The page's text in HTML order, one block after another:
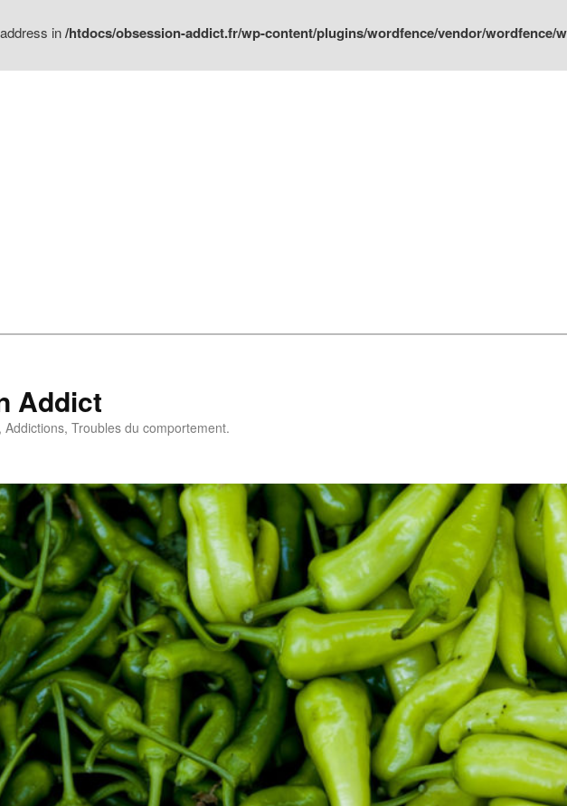
in/htdocs/obsession-addict.fr/wp-content/plugins/wordfence/vendor/wordfence/
Addict
Addictions, Troubles du comportement.